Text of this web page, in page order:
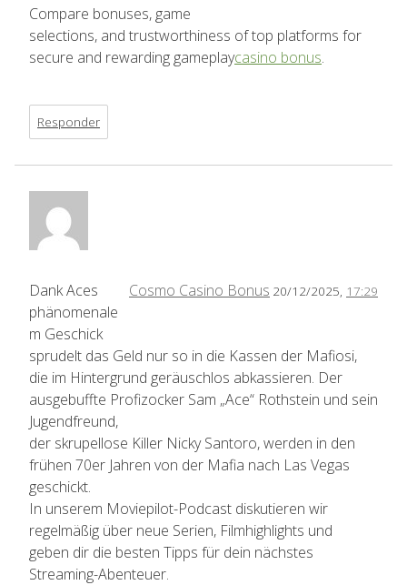
Compare bonuses, game
selections, and trustworthiness of top platforms for
secure and rewarding gameplaycasino bonus.
Responder
Cosmo Casino Bonus 20/12/2025, 17:29
Dank Aces
phänomenale
m Geschick
sprudelt das Geld nur so in die Kassen der Mafiosi,
die im Hintergrund geräuschlos abkassieren. Der
ausgebuffte Profizocker Sam „Ace“ Rothstein und sein
Jugendfreund,
der skrupellose Killer Nicky Santoro, werden in den
frühen 70er Jahren von der Mafia nach Las Vegas
geschickt.
In unserem Moviepilot-Podcast diskutieren wir
regelmäßig über neue Serien, Filmhighlights und
geben dir die besten Tipps für dein nächstes
Streaming-Abenteuer.